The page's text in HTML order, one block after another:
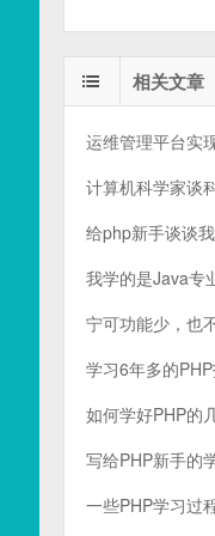
相关文章
运维管理平台实
计算机科学家谈
给php新手谈谈
我学的是Java专
宁可功能少，也
学习6年多的
如何学好PHP的
写给PHP新手的
一些PHP学习过